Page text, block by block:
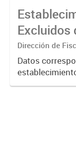
Excluidos
de
ACUMAR
Dirección de
Adecuación
Datos
Matanza